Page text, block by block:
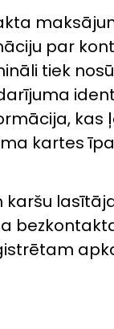
par
tiek
kas
kartes
karšu